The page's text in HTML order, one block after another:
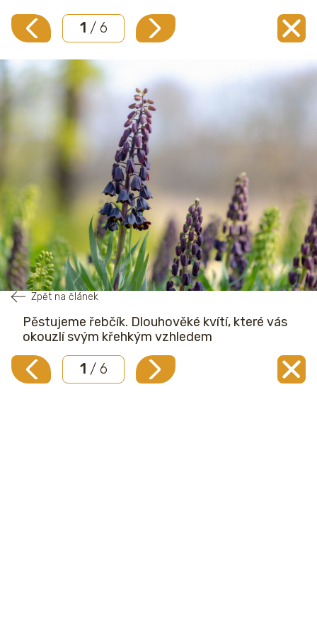
1 / 6
Zpět na článek
Pěstujeme řebčík. Dlouhověké kvítí, které vás
okouzlí svým křehkým vzhledem
1 / 6